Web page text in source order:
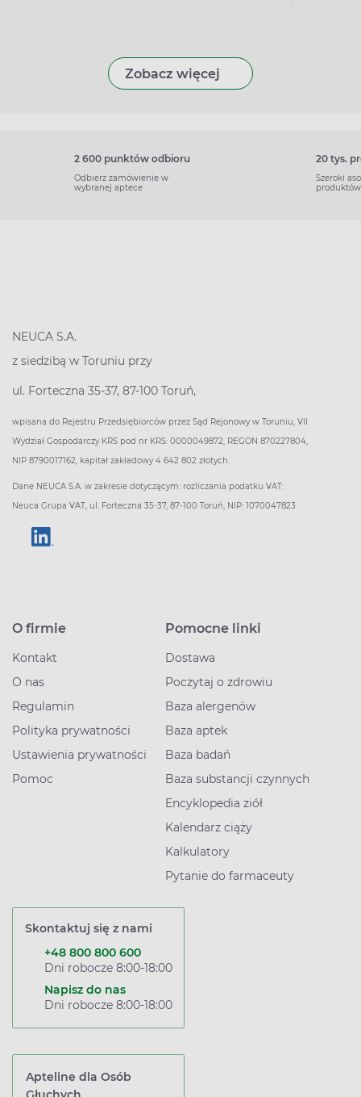
Zobacz więcej
2 600 punktów odbioru
Odbierz zamówienie w
wybranej aptece
20 tys.
Szeroki
produktów
NEUCA S.A.
z siedzibą w Toruniu przy
ul. Forteczna 35-37, 87-100 Toruń,
wpisana do Rejestru Przedsiębiorców przez Sąd Rejonowy w Toruniu, VII
Wydział Gospodarczy KRS pod nr KRS: 0000049872, REGON 870227804,
NIP 8790017162, kapitał zakładowy 4 642 802 złotych.
Dane NEUCA S.A. w zakresie dotyczącym: rozliczania podatku VAT:
Neuca Grupa VAT, ul. Forteczna 35-37, 87-100 Toruń, NIP: 1070047823
O firmie
Kontakt
O nas
Regulamin
Polityka prywatności
Ustawienia prywatności
Pomoc
Pomocne linki
Dostawa
Poczytaj o zdrowiu
Baza alergenów
Baza aptek
Baza badań
Baza substancji czynnych
Encyklopedia ziół
Kalendarz ciąży
Kalkulatory
Pytanie do farmaceuty
Skontaktuj się z nami
+48 800 800 600
Dni robocze 8:00-18:00
Napisz do nas
Dni robocze 8:00-18:00
Apteline dla Osób